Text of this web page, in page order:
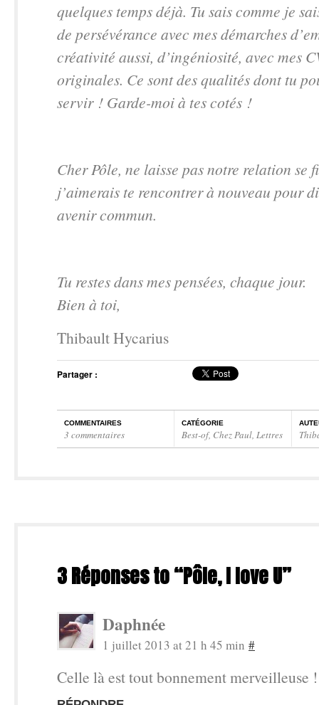
quelques temps déjà. Tu sais comme je
de persévérance avec mes démarches
créativité aussi, d’ingéniosité, avec mes
originales. Ce sont des qualités dont tu
servir ! Garde-moi à tes cotés !
Cher Pôle, ne laisse pas notre relation se
j’aimerais te rencontrer à nouveau pour
avenir commun.
Tu restes dans mes pensées, chaque jour.
Bien à toi,
Thibault Hycarius
Partager :
COMMENTAIRES
3 commentaires
CATÉGORIE
Best-of, Chez Paul, Lettres
3 Réponses to “Pôle, I love U”
Daphnée
1 juillet 2013 at 21 h 45 min #
Celle là est tout bonnement merveilleuse !